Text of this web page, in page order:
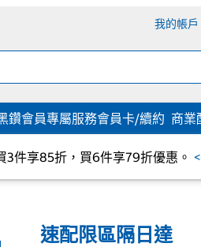
我的帳戶
鑽會員專屬服務會員卡/續約 商業
3件享85折，買6件享79折優惠。
速配限區隔日達